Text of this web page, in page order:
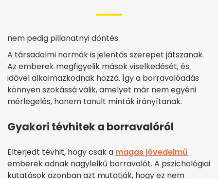
nem pedig pillanatnyi döntés.
A társadalmi normák is jelentős szerepet játszanak.
Az emberek megfigyelik mások viselkedését, és
idővel alkalmazkodnak hozzá. Így a borravalóadás
könnyen szokássá válik, amelyet már nem egyéni
mérlegelés, hanem tanult minták irányítanak.
Gyakori tévhitek a borravalóról
Elterjedt tévhit, hogy csak a magas jövedelmű
emberek adnak nagylelkű borravalót. A pszichológiai
kutatások azonban azt mutatják, hogy ez nem